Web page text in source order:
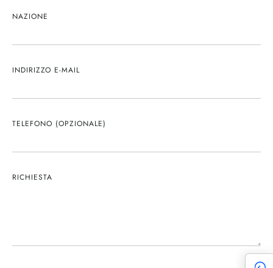
NAZIONE
INDIRIZZO E-MAIL
TELEFONO (OPZIONALE)
RICHIESTA